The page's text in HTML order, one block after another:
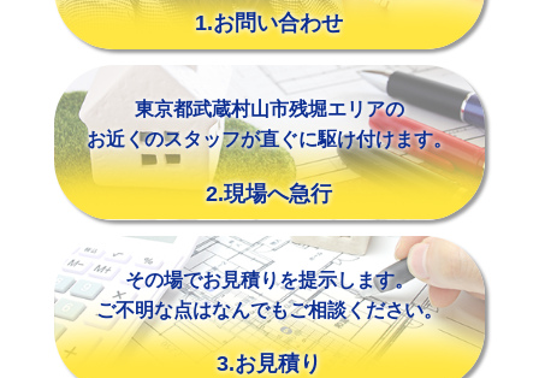
1.お問い合わせ
東京都武蔵村山市残堀エリアの
お近くのスタッフが直ぐに駆け付けます。
2.現場へ急行
その場でお見積りを提示します。
ご不明な点はなんでもご相談ください。
3.お見積り